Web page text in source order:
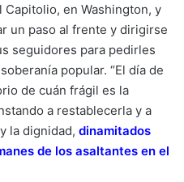
en Washington, y
un paso al frente y dirigirse
seguidores para pedirles
popular. “El día de
de cuán frágil es la
a restablecerla y a
la dignidad, dinamitados
de los asaltantes en el